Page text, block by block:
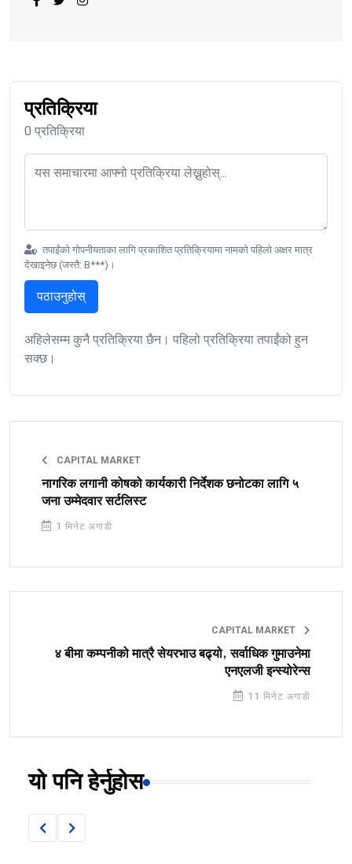
प्रतिक्रिया
0 प्रतिक्रिया
तपाईंको गोपनीयताका लागि प्रकाशित प्रतिक्रियामा नामको पहिलो अक्षर मात्र
देखाइनेछ (जस्तै: B***)।
पठाउनुहोस्
अहिलेसम्म कुनै प्रतिक्रिया छैन। पहिलो प्रतिक्रिया तपाईंको हुन
सक्छ।
CAPITAL MARKET
नागरिक लगानी कोषको कार्यकारी निर्देशक छनोटका लागि ५
जना उम्मेदवार सर्टलिस्ट
1 मिनेट अगाडी
CAPITAL MARKET
४ बीमा कम्पनीको मात्रै सेयरभाउ बढ्यो, सर्वाधिक गुमाउनेमा
एनएलजी इन्स्योरेन्स
11 मिनेट अगाडी
यो पनि हेर्नुहोस